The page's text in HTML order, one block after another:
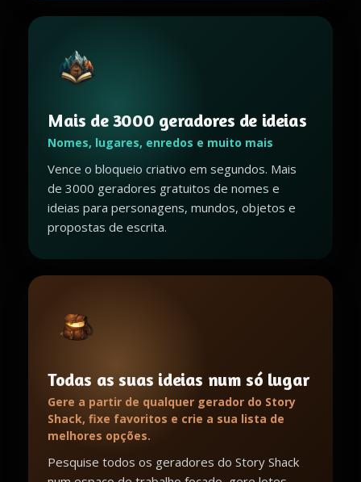
Mais de 3000 geradores de ideias
Nomes, lugares, enredos e muito mais
Vence o bloqueio criativo em segundos. Mais
de 3000 geradores gratuitos de nomes e
ideias para personagens, mundos, objetos e
propostas de escrita.
Todas as suas ideias num só lugar
Gere a partir de qualquer gerador do Story
Shack, fixe favoritos e crie a sua lista de
melhores opções.
Pesquise todos os geradores do Story Shack